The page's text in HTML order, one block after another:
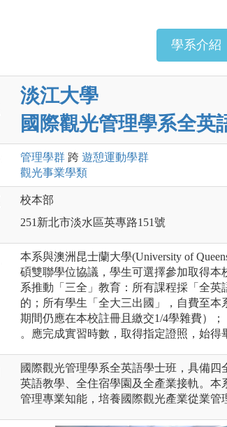
學系介紹
淡江大學
國際觀光管理學系全英
管理學群 跨 遊憩運動學群
觀光事業學類
校本部
251新北市淡水區英專路151號
本系與澳洲昆士蘭大學(University of
碩雙聯學位協議，學生可選擇參加取得本
系推動「三全」教育：所有課程採「全英
的；所有學生「全大三出國」，自費至本
期間仍應在本校註冊且繳交1/4學雜費）
。應完成實習時數，取得指定證照，始得
國際觀光管理學系全英語學士班，具備四
英語教學、全住宿學園及全產業接軌。本
管理專業知能，培養國際觀光產業從業管